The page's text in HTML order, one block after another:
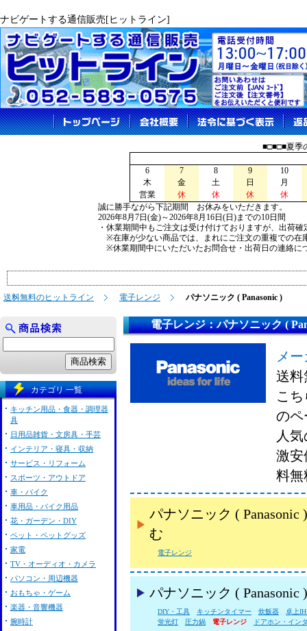
ナビゲートする通信販売[ヒットライン]
■□■□■夏季
6 7 8 9
10
木
金 土 日
月
営業
休 休 休
休
誠に勝手ながら下記期間 お休みをいただきます。
2026年8月7日(金)～2026年8月16日(日)までの10日間
・休業期間中もご注文は受け付けておりますが、出荷
※在庫が少ない商品では、まれにご注文の重複での在
※休業期間中にいただいたお問合せ・出荷日の連絡に
送料無料のヒットライン 電子レンジ パナソニック ( Panasonic )
電子レンジ：パナソニック (
メ
送料
こち
のペ
人
激安
料無
パナソニック (
む
電子レンジ
パナソニック (
DIY・工具 キッチンタイマー 炊飯器
卓上
蛍光灯
圧力鍋 電子レンジ ドアホン・イン
カテゴリ 一覧
キッチン用品・食器・調理器
具
日用品雑貨・文房具・手芸
インテリア・寝具・収納
サービス・リフォーム
スポーツ・アウトドア
車・バイク
車用品・バイク用品
花・ガーデン・DIY
ペット・ペットグッズ
家電
TV・オーディオ・カメラ
パソコン・周辺機器
おもちゃ・ゲーム
楽器・音響機器
腕時計